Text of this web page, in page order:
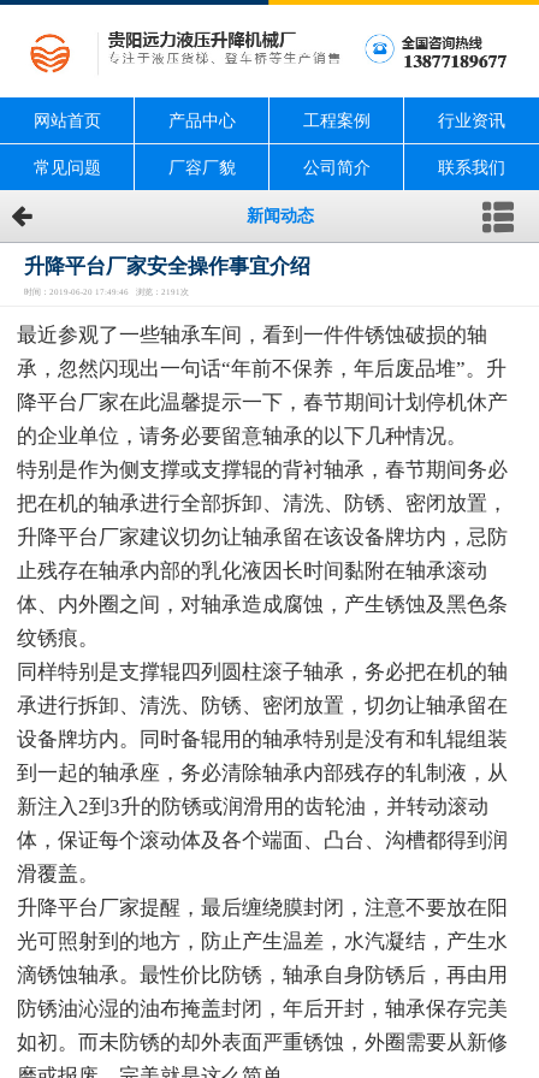
网站首页 产品中心 工程案例 行业资讯
常见问题 厂容厂貌 公司简介 联系我们
新闻动态
升降平台厂家安全操作事宜介绍
时间：2019-06-20 17:49:46 浏览：2191次
最近参观了一些轴承车间，看到一件件锈蚀破损的轴
承，忽然闪现出一句话“年前不保养，年后废品堆”。升
降平台厂家在此温馨提示一下，春节期间计划停机休产
的企业单位，请务必要留意轴承的以下几种情况。
特别是作为侧支撑或支撑辊的背衬轴承，春节期间务必
把在机的轴承进行全部拆卸、清洗、防锈、密闭放置，
升降平台厂家建议切勿让轴承留在该设备牌坊内，忌防
止残存在轴承内部的乳化液因长时间黏附在轴承滚动
体、内外圈之间，对轴承造成腐蚀，产生锈蚀及黑色条
纹锈痕。
同样特别是支撑辊四列圆柱滚子轴承，务必把在机的轴
承进行拆卸、清洗、防锈、密闭放置，切勿让轴承留在
设备牌坊内。同时备辊用的轴承特别是没有和轧辊组装
到一起的轴承座，务必清除轴承内部残存的轧制液，从
新注入2到3升的防锈或润滑用的齿轮油，并转动滚动
体，保证每个滚动体及各个端面、凸台、沟槽都得到润
滑覆盖。
升降平台厂家提醒，最后缠绕膜封闭，注意不要放在阳
光可照射到的地方，防止产生温差，水汽凝结，产生水
滴锈蚀轴承。最性价比防锈，轴承自身防锈后，再由用
防锈油沁湿的油布掩盖封闭，年后开封，轴承保存完美
如初。而未防锈的却外表面严重锈蚀，外圈需要从新修